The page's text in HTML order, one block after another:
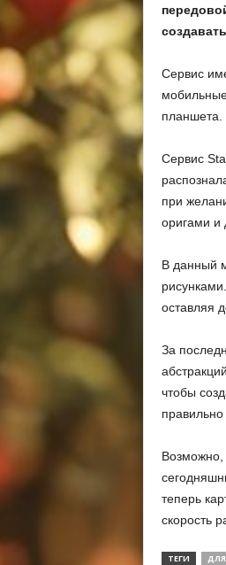
Сервис
планшета.
Сервис
при
оригами и
В данный
оставляя
За
чтобы
Возможно,
теперь
скорость
ТЕГИ